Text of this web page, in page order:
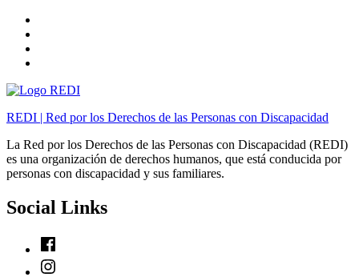
sidebar
REDI | Red por los Derechos de las Personas con Discapacidad
La Red por los Derechos de las Personas con Discapacidad (REDI)
es una organización de derechos humanos, que está conducida por
personas con discapacidad y sus familiares.
Social Links
Facebook
Instagram